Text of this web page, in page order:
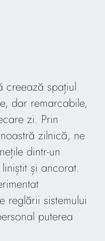
creează spațiul
dar remarcabile,
zi. Prin
zilnică, ne
dintr-un
și ancorat.
reglării sistemului
puterea